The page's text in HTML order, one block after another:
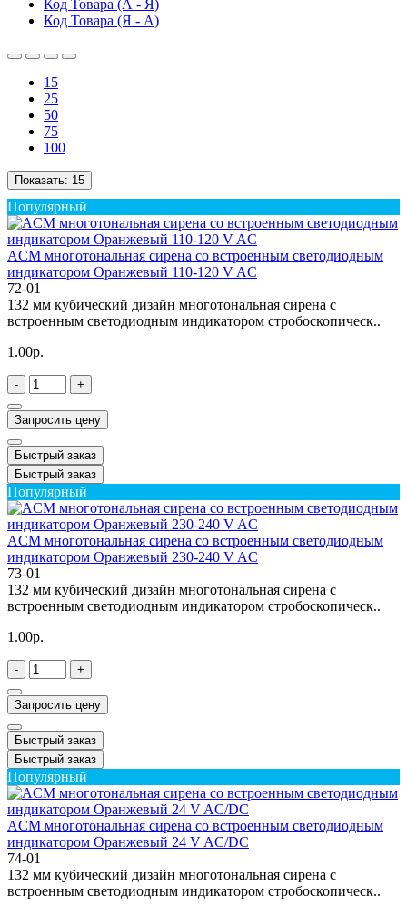
Код Товара (А - Я)
Код Товара (Я - А)
15
25
50
75
100
Показать: 15
Популярный
ACM многотональная сирена со встроенным светодиодным
индикатором Оранжевый 110-120 V AC
72-01
132 мм кубический дизайн многотональная сирена с
встроенным светодиодным индикатором стробоскопическ..
1.00р.
- +
Запросить цену
Быстрый заказ
Быстрый заказ
Популярный
ACM многотональная сирена со встроенным светодиодным
индикатором Оранжевый 230-240 V AC
73-01
132 мм кубический дизайн многотональная сирена с
встроенным светодиодным индикатором стробоскопическ..
1.00р.
- +
Запросить цену
Быстрый заказ
Быстрый заказ
Популярный
ACM многотональная сирена со встроенным светодиодным
индикатором Оранжевый 24 V AC/DC
74-01
132 мм кубический дизайн многотональная сирена с
встроенным светодиодным индикатором стробоскопическ..